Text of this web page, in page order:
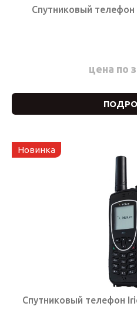
Спутниковый телефон
цена по
Новинка
Спутниковый телефон